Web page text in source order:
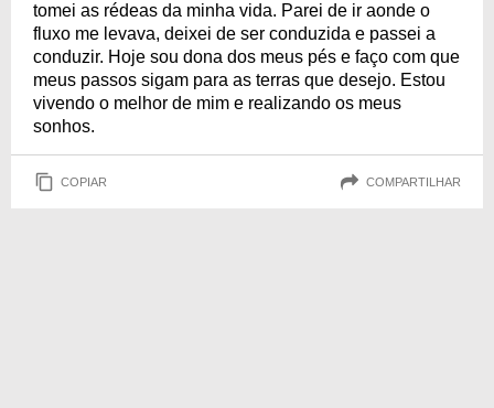
tomei as rédeas da minha vida. Parei de ir aonde o
fluxo me levava, deixei de ser conduzida e passei a
conduzir. Hoje sou dona dos meus pés e faço com que
meus passos sigam para as terras que desejo. Estou
vivendo o melhor de mim e realizando os meus
sonhos.
COPIAR COMPARTILHAR